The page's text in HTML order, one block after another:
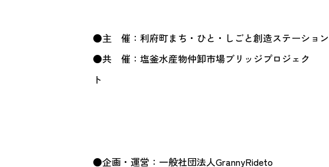
●主 催：利府町まち・ひと・しごと創造ステーショ
●共 催：塩釜水産物仲卸市場ブリッジプロジェク
●企画・運営：一般社団法人GrannyRideto